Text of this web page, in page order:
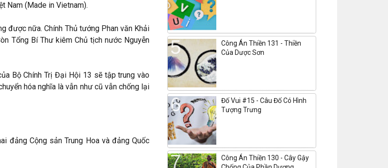
Nam (Made in Vietnam).
được nữa. Chính Thủ tướng Phan văn Khải
Tổng Bí Thư kiêm Chủ tịch nước Nguyễn
Bộ Chính Trị Đại Hội 13 sẽ tập trung vào
hóa nghĩa là vẫn như cũ vẫn chống lại
đảng Cộng sản Trung Hoa và đảng Quốc
Công Án Thiền 131 - Thiền
Của Dược Sơn
Đố Vui #15 - Câu Đố Có Hình
Tượng Trưng
Công Án Thiền 130 - Cây Gậy